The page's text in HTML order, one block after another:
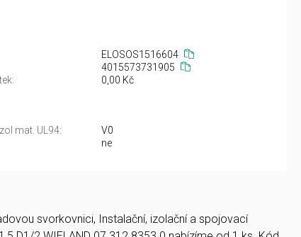
ELOSOS1516604
4015573731905
0,00 Kč
mat. UL94:
V0
ne
svorkovnici, Instalační, izolační a spojovací